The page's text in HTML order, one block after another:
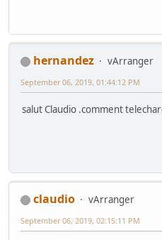
hernandez
vArranger
September 06, 2019, 01:44:12 PM
salut Claudio .comment
claudio
vArranger
September 06, 2019, 02:15:11 PM